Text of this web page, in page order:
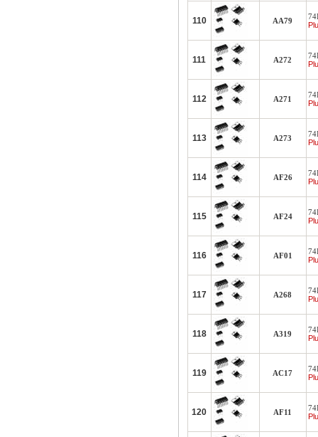
110 AA79
111 A272
112 A271
113 A273
114 AF26
115 AF24
116 AF01
117 A268
118 A319
119 AC17
120 AF11